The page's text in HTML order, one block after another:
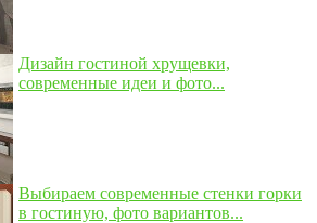
Дизайн гостиной хрущевки,
современные идеи и фото...
Выбираем современные стенки горки
в гостиную, фото вариантов...